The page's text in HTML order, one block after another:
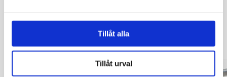
Tillåt alla
Tillåt urval
LÄS MER OM HUR VI
HJÄLPER VÅRA KUNDER
ARTIKEL NYHET